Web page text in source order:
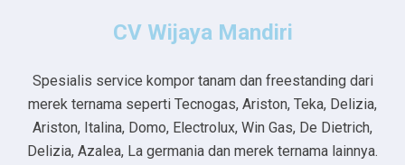
CV Wijaya Mandiri
Spesialis service kompor tanam dan freestanding dari
merek ternama seperti Tecnogas, Ariston, Teka, Delizia,
Ariston, Italina, Domo, Electrolux, Win Gas, De Dietrich,
Delizia, Azalea, La germania dan merek ternama lainnya.